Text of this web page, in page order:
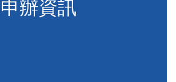
申辦資訊